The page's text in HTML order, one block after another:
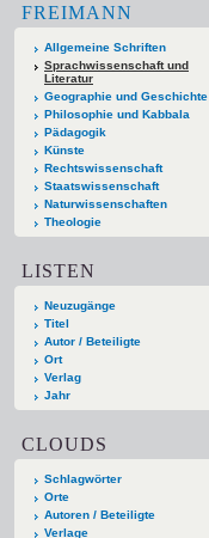
FREIMANN
Allgemeine Schriften
Sprachwissenschaft und
Literatur
Geographie und Geschichte
Philosophie und Kabbala
Pädagogik
Künste
Rechtswissenschaft
Staatswissenschaft
Naturwissenschaften
Theologie
LISTEN
Neuzugänge
Titel
Autor / Beteiligte
Ort
Verlag
Jahr
CLOUDS
Schlagwörter
Orte
Autoren / Beteiligte
Verlage